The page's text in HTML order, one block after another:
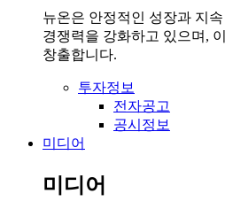
뉴온은 안정적인 성장과 지
경쟁력을 강화하고 있으며,
창출합니다.
투자정보
전자공고
공시정보
미디어
미디어